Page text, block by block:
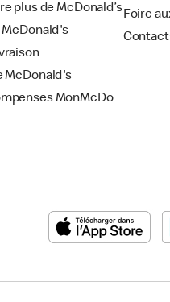
plus de McDonald’s
McDonald's
McDonald's
MonMcDo
Foire